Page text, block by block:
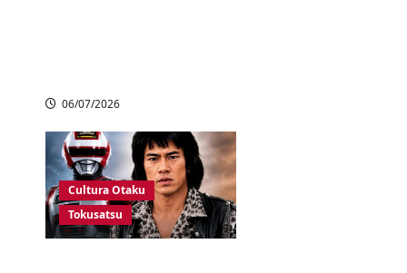
06/07/2026
Cultura Otaku
Tokusatsu